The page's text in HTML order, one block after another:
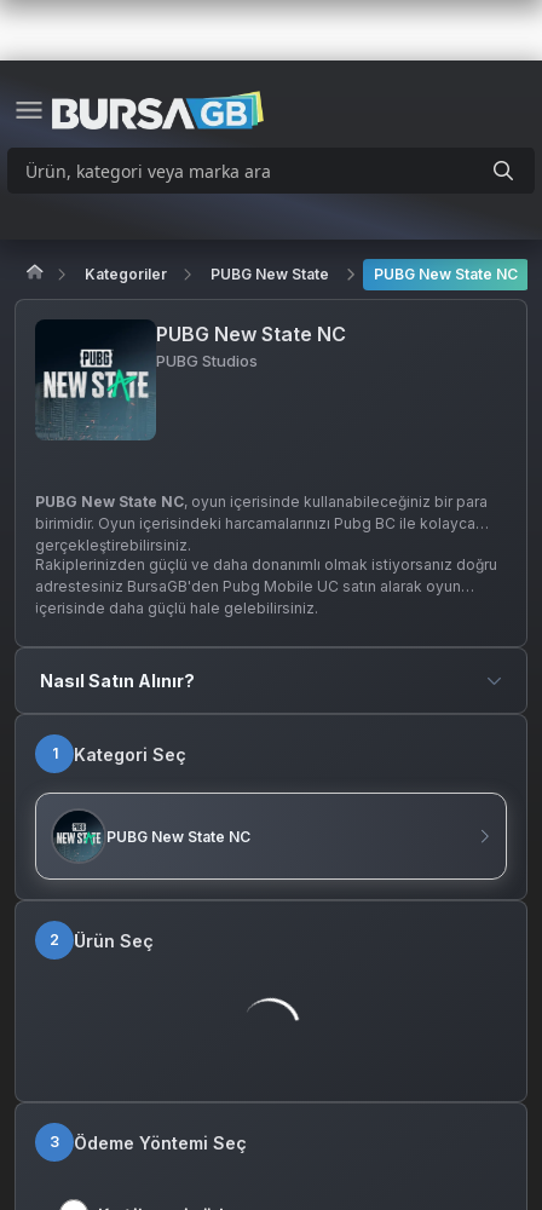
Kategoriler PUBG New State PUBG New State NC
PUBG New State NC
PUBG Studios
PUBG New State NC, oyun içerisinde kullanabileceğiniz bir para
birimidir. Oyun içerisindeki harcamalarınızı Pubg BC ile kolayca
gerçekleştirebilirsiniz.
Rakiplerinizden güçlü ve daha donanımlı olmak istiyorsanız doğru
adrestesiniz BursaGB'den Pubg Mobile UC satın alarak oyun
içerisinde daha güçlü hale gelebilirsiniz.
Nasıl Satın Alınır?
1 Kategori Seç
PUBG New State NC
2 Ürün Seç
3 Ödeme Yöntemi Seç